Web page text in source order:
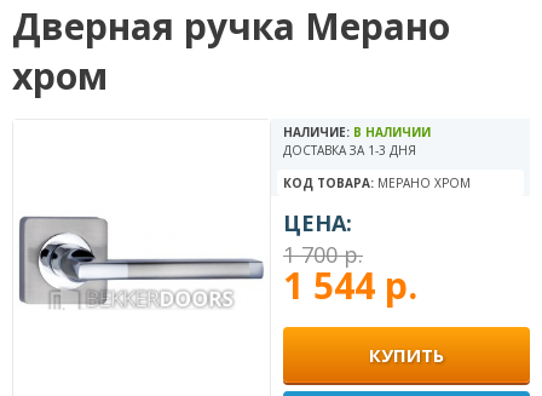
Дверная ручка Мерано
хром
НАЛИЧИЕ: В НАЛИЧИИ
ДОСТАВКА ЗА 1-3 ДНЯ
КОД ТОВАРА: МЕРАНО ХРОМ
ЦЕНА:
1 700 р.
1 544 р.
КУПИТЬ